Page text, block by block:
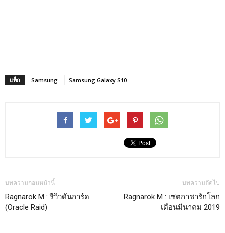
แท็ก Samsung Samsung Galaxy S10
บทความก่อนหน้านี้
Ragnarok M : รีวิวดันการ์ด
(Oracle Raid)
บทความถัดไป
Ragnarok M : เซตกาชารักโลก
เดือนมีนาคม 2019